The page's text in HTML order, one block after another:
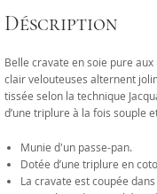
Déscription
Belle cravate en soie pure
clair velouteuses alternent
tissée selon la technique
d’une triplure à la fois souple
Munie d'un passe-pan.
Dotée d’une triplure en
La cravate est coupée